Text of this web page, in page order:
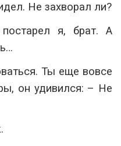
Не захворал ли?
я, брат. А
Ты еще вовсе
он удивился: – Не